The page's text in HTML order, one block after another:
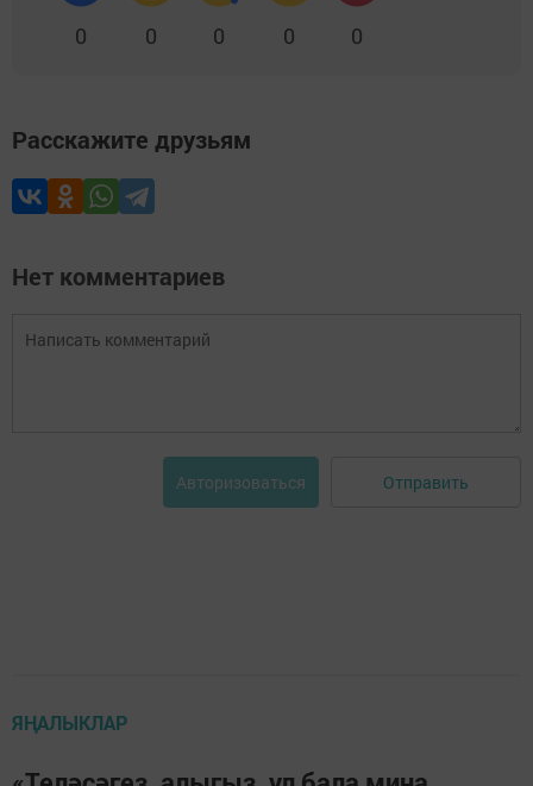
0 0 0 0 0
Расскажите друзьям
Нет комментариев
Авторизоваться Отправить
ЯҢАЛЫКЛАР